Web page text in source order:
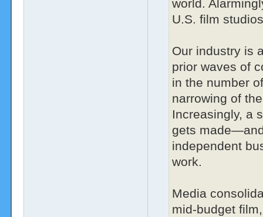
world.
U.S. film
Our industry is
prior waves of
in the number
narrowing of
Increasingly, a
gets
independent
work.
Media
mid-budget